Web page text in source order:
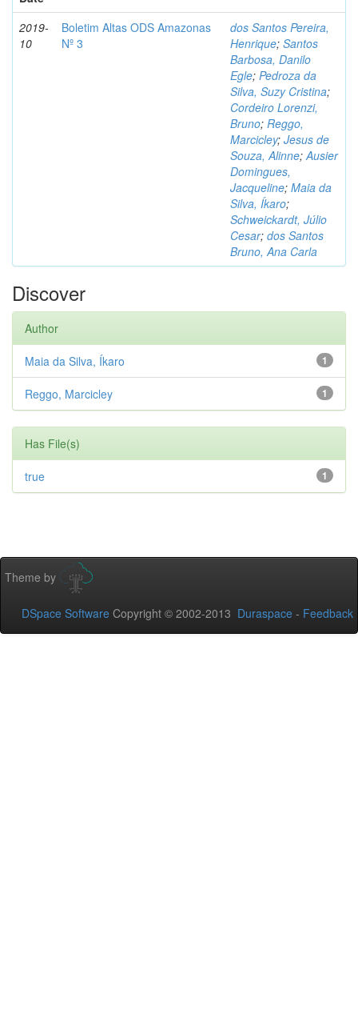
2019-
10
Boletim Altas ODS Amazonas
Nº 3
dos Santos Pereira,
Henrique; Santos
Barbosa, Danilo
Egle; Pedroza da
Silva, Suzy Cristina;
Cordeiro Lorenzi,
Bruno; Reggo,
Marcicley; Jesus de
Souza, Alinne;Ausier
Domingues,
Jacqueline; Maia da
Silva, Íkaro;
Schweickardt, Júlio
Cesar; dos Santos
Bruno, Ana Carla
Discover
Author
1
Maia da Silva, Íkaro
1
Reggo, Marcicley
Has File(s)
1
true
Theme by
DSpace Software Copyright © 2002-2013 Duraspace - Feedback